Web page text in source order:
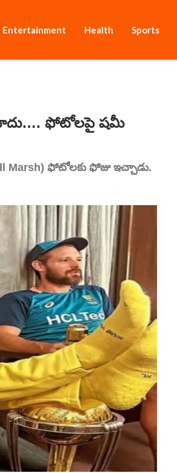
Entertainment Health Sports
ఫోటోలపై షమీ
Marsh) ఫోటోలకు ఫోజు ఇచ్చాడు.